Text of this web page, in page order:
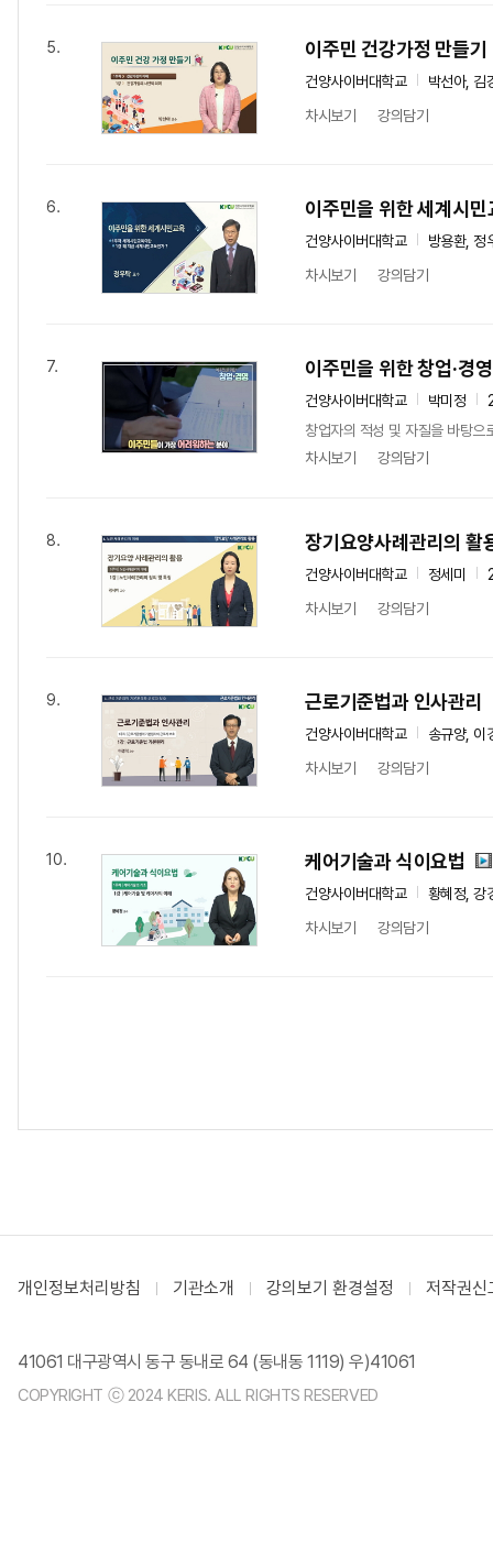
5. 이주민 건강가정 만들기
건양사이버대학교
박선아, 김
차시보기
강의담기
6. 이주민을 위한 세계시민
건양사이버대학교
방용환, 정
차시보기
강의담기
7. 이주민을 위한 창업·경영
건양사이버대학교 박미정
창업자의 적성 및 자질을 바탕으
차시보기
강의담기
8. 장기요양사례관리의 활
건양사이버대학교 정세미
차시보기
강의담기
9. 근로기준법과 인사관리
건양사이버대학교
송규양, 이
차시보기
강의담기
10. 케어기술과 식이요법
건양사이버대학교
황혜정, 강
차시보기
강의담기
개인정보처리방침 기관소개 강의보기 환경설정 저작권신
41061 대구광역시 동구 동내로 64 (동내동 1119) 우)41061
COPYRIGHT ⓒ 2024 KERIS. ALL RIGHTS RESERVED